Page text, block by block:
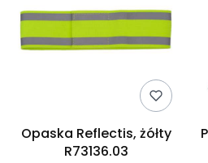
Opaska Reflectis, żółty
R73136.03